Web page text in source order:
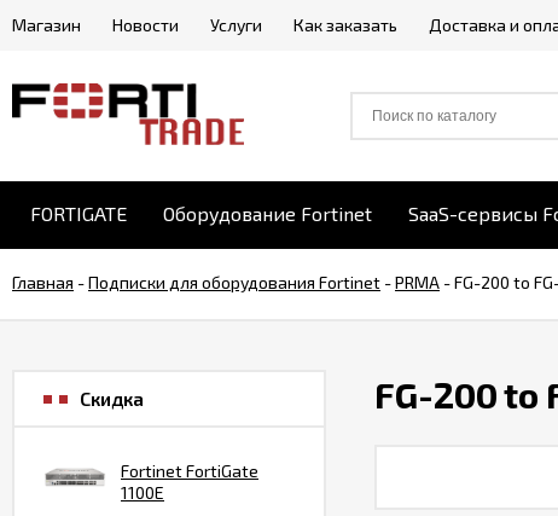
Магазин Новости Услуги Как заказать Доставка и
FORTIGATE Оборудование Fortinet SaaS-сервисы
Главная -Подписки для оборудования Fortinet -PRMA -FG-200 to
FG-200 to
Скидка
Fortinet FortiGate
1100E